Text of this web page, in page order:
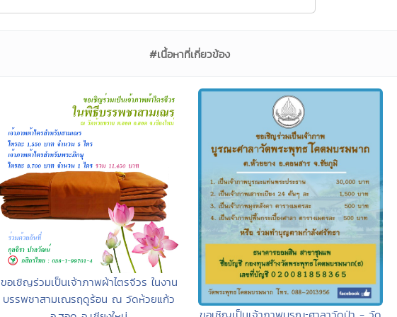
#เนื้อหาที่เกี่ยวข้อง
ขอเชิญร่วมเป็นเจ้าภาพผ้าไตรจีวร ในงาน
บรรพชาสามเณรฤดูร้อน ณ วัดห้วยแก้ว